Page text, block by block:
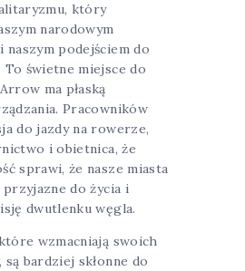
który
narodowym
podejściem do
świetne miejsce do
ma płaską
Pracowników
do jazdy na rowerze,
i obietnica, że
sprawi, że nasze miasta
do życia i
dwutlenku węgla.
wzmacniają swoich
bardziej skłonne do